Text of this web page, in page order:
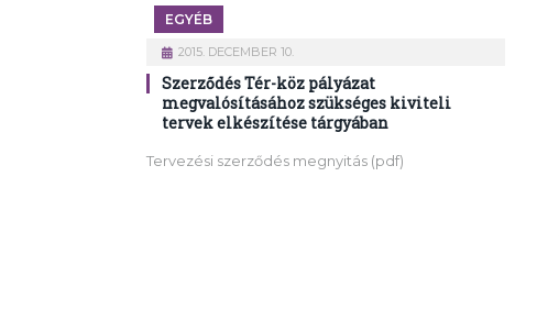
EGYÉB
2015. DECEMBER 10.
Szerződés Tér-köz pályázat
megvalósításához szükséges kiviteli
tervek elkészítése tárgyában
Tervezési szerződés megnyitás (pdf)